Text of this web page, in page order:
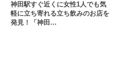
神田駅すぐ近くに女性1人でも気
軽に立ち寄れる立ち飲みのお店を
発見！「神田…